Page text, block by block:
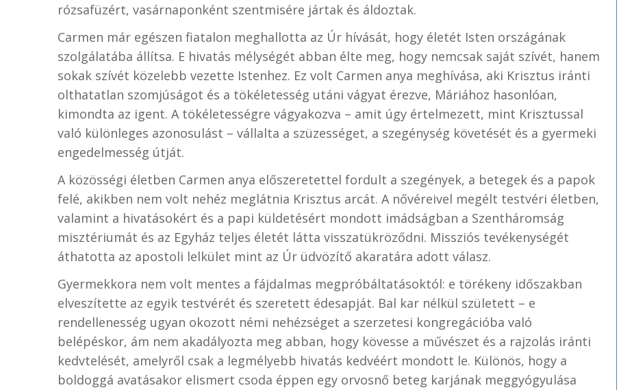
rózsafüzért, vasárnaponként szentmisére jártak és áldoztak.
Carmen már egészen fiatalon meghallotta az Úr hívását, hogy életét Isten országának
szolgálatába állítsa. E hivatás mélységét abban élte meg, hogy nemcsak saját szívét, hanem
sokak szívét közelebb vezette Istenhez. Ez volt Carmen anya meghívása, aki Krisztus iránti
olthatatlan szomjúságot és a tökéletesség utáni vágyat érezve, Máriához hasonlóan,
kimondta az igent. A tökéletességre vágyakozva – amit úgy értelmezett, mint Krisztussal
való különleges azonosulást – vállalta a szüzességet, a szegénység követését és a gyermeki
engedelmesség útját.
A közösségi életben Carmen anya előszeretettel fordult a szegények, a betegek és a papok
felé, akikben nem volt nehéz meglátnia Krisztus arcát. A nővéreivel megélt testvéri életben,
valamint a hivatásokért és a papi küldetésért mondott imádságban a Szentháromság
misztériumát és az Egyház teljes életét látta visszatükröződni. Missziós tevékenységét
áthatotta az apostoli lelkület mint az Úr üdvözítő akaratára adott válasz.
Gyermekkora nem volt mentes a fájdalmas megpróbáltatásoktól: e törékeny időszakban
elveszítette az egyik testvérét és szeretett édesapját. Bal kar nélkül született – e
rendellenesség ugyan okozott némi nehézséget a szerzetesi kongregációba való
belépéskor, ám nem akadályozta meg abban, hogy kövesse a művészet és a rajzolás iránti
kedvtelését, amelyről csak a legmélyebb hivatás kedvéért mondott le. Különös, hogy a
boldoggá avatásakor elismert csoda éppen egy orvosnő beteg karjának meggyógyulása